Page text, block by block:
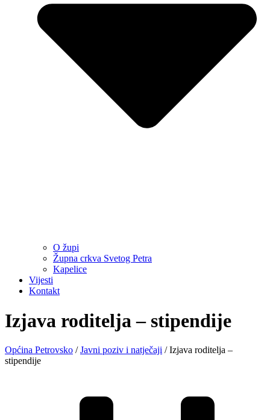
O župi
Župna crkva Svetog Petra
Kapelice
Vijesti
Kontakt
Izjava roditelja – stipendije
Općina Petrovsko /Javni poziv i natječaji /Izjava roditelja –
stipendije